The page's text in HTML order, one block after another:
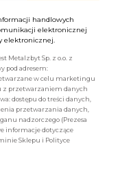
handlowych
elektronicznej
elektronicznej.
Metalzbyt Sp. z o.o. z
pod adresem:
w celu marketingu
z przetwarzaniem danych
dostępu do treści danych,
przetwarzania danych,
nadzorczego (Prezesa
informacje dotyczące
Sklepu i Polityce